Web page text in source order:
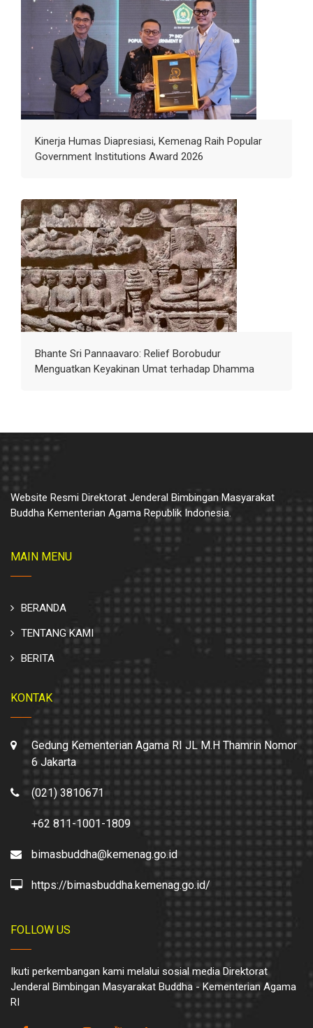
Kinerja Humas Diapresiasi, Kemenag Raih Popular
Government Institutions Award 2026
Bhante Sri Pannaavaro: Relief Borobudur
Menguatkan Keyakinan Umat terhadap Dhamma
Website Resmi Direktorat Jenderal Bimbingan Masyarakat
Buddha Kementerian Agama Republik Indonesia.
MAIN MENU
BERANDA
TENTANG KAMI
BERITA
KONTAK
Gedung Kementerian Agama RI JL M.H Thamrin Nomor
6 Jakarta
(021) 3810671
+62 811-1001-1809
bimasbuddha@kemenag.go.id
https://bimasbuddha.kemenag.go.id/
FOLLOW US
Ikuti perkembangan kami melalui sosial media Direktorat
Jenderal Bimbingan Masyarakat Buddha - Kementerian Agama
RI